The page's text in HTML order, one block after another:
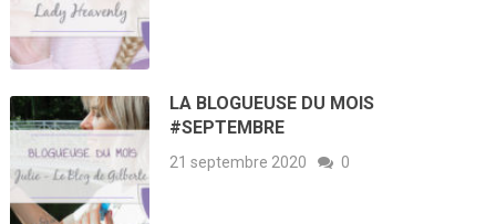
LA BLOGUEUSE DU MOIS
#SEPTEMBRE
21 septembre 2020 0